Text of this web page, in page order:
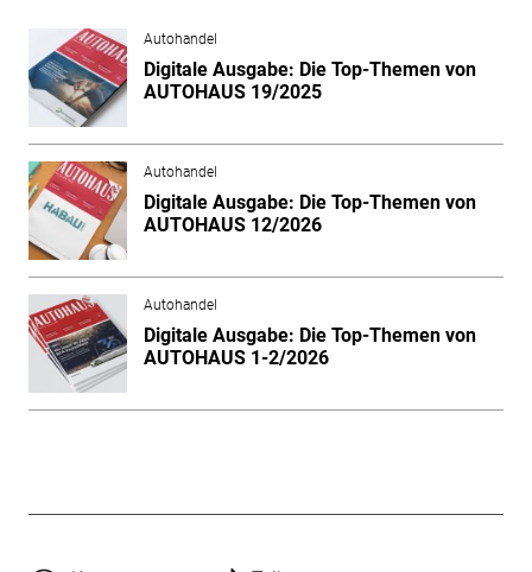
Autohandel
Digitale Ausgabe: Die Top-Themen von
AUTOHAUS 19/2025
Autohandel
Digitale Ausgabe: Die Top-Themen von
AUTOHAUS 12/2026
Autohandel
Digitale Ausgabe: Die Top-Themen von
AUTOHAUS 1-2/2026